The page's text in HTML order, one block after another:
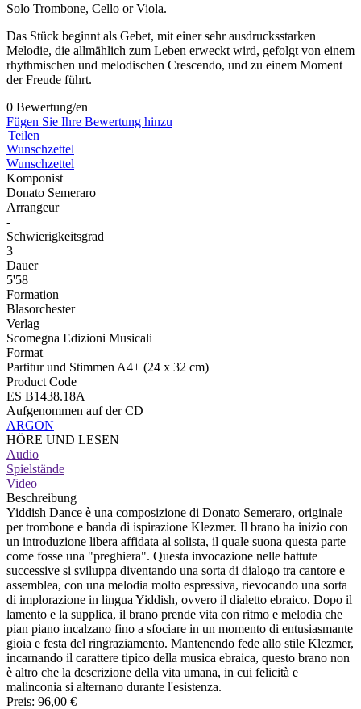
Solo Trombone, Cello or Viola.
Das Stück beginnt als Gebet, mit einer sehr ausdrucksstarken
Melodie, die allmählich zum Leben erweckt wird, gefolgt von einem
rhythmischen und melodischen Crescendo, und zu einem Moment
der Freude führt.
0 Bewertung/en
Fügen Sie Ihre Bewertung hinzu
Teilen
Wunschzettel
Wunschzettel
Komponist
Donato Semeraro
Arrangeur
-
Schwierigkeitsgrad
3
Dauer
5'58
Formation
Blasorchester
Verlag
Scomegna Edizioni Musicali
Format
Partitur und Stimmen A4+ (24 x 32 cm)
Product Code
ES B1438.18A
Aufgenommen auf der CD
ARGON
HÖRE UND LESEN
Audio
Spielstände
Video
Beschreibung
Yiddish Dance è una composizione di Donato Semeraro, originale
per trombone e banda di ispirazione Klezmer. Il brano ha inizio con
un introduzione libera affidata al solista, il quale suona questa parte
come fosse una "preghiera". Questa invocazione nelle battute
successive si sviluppa diventando una sorta di dialogo tra cantore e
assemblea, con una melodia molto espressiva, rievocando una sorta
di implorazione in lingua Yiddish, ovvero il dialetto ebraico. Dopo il
lamento e la supplica, il brano prende vita con ritmo e melodia che
pian piano incalzano fino a sfociare in un momento di entusiasmante
gioia e festa del ringraziamento. Mantenendo fede allo stile Klezmer,
incarnando il carattere tipico della musica ebraica, questo brano non
è altro che la descrizione della vita umana, in cui felicità e
malinconia si alternano durante l'esistenza.
Preis: 96,00 €